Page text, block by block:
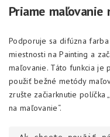
Priame maľovanie
Podporuje sa difúzna
miestnosti na Painting a
maľovanie. Táto funkcia je
použiť bežné metódy
zrušte začiarknutie
na maľovanie“.